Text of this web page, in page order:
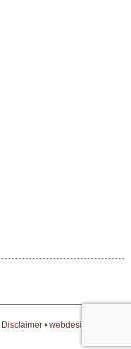
Disclaimer• webdesign door